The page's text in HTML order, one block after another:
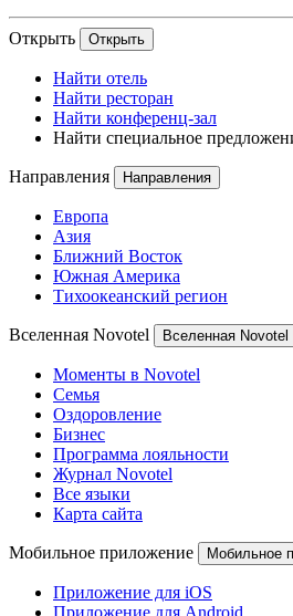
Открыть Открыть
Найти отель
Найти ресторан
Найти конференц-зал
Найти специальное
Направления Направления
Европа
Азия
Ближний Восток
Южная Америка
Тихоокеанский регион
Вселенная Novotel Вселенная Novotel
Моменты в Novotel
Семья
Оздоровление
Бизнес
Программа лояльности
Журнал Novotel
Все языки
Карта сайта
Мобильное приложение Мобильное
Приложение для iOS